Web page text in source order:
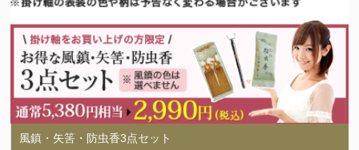
風鎮・矢筈・防虫香3点セット